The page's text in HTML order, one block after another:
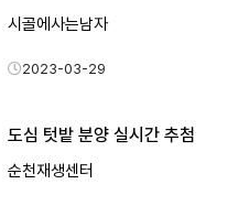
시골에사는남자
2023-03-29
도심 텃밭 분양 실시간 추첨
순천재생센터